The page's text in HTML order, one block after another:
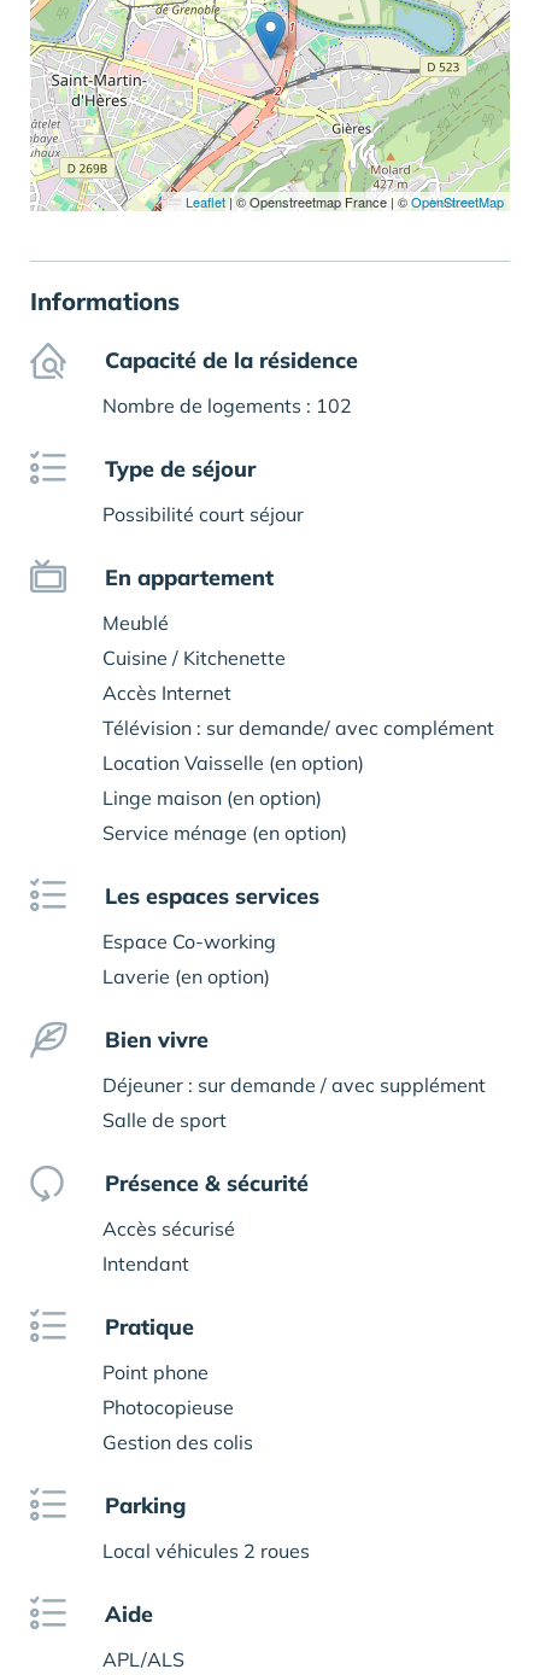
Leaflet|© Openstreetmap France | ©OpenStreetMap
Informations
Capacité de la résidence
Nombre de logements : 102
Type de séjour
Possibilité court séjour
En appartement
Meublé
Cuisine / Kitchenette
Accès Internet
Télévision : sur demande/ avec complément
Location Vaisselle (en option)
Linge maison (en option)
Service ménage (en option)
Les espaces services
Espace Co-working
Laverie (en option)
Bien vivre
Déjeuner : sur demande / avec supplément
Salle de sport
Présence & sécurité
Accès sécurisé
Intendant
Pratique
Point phone
Photocopieuse
Gestion des colis
Parking
Local véhicules 2 roues
Aide
APL/ALS